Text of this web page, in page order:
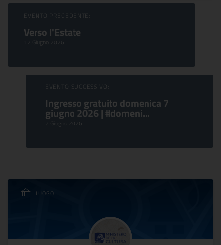
Sfoglia Eventi
EVENTO PRECEDENTE:
Verso l'Estate
12 Giugno 2026
EVENTO SUCCESSIVO:
Ingresso gratuito domenica 7
giugno 2026 | #domeni...
7 Giugno 2026
LUOGO